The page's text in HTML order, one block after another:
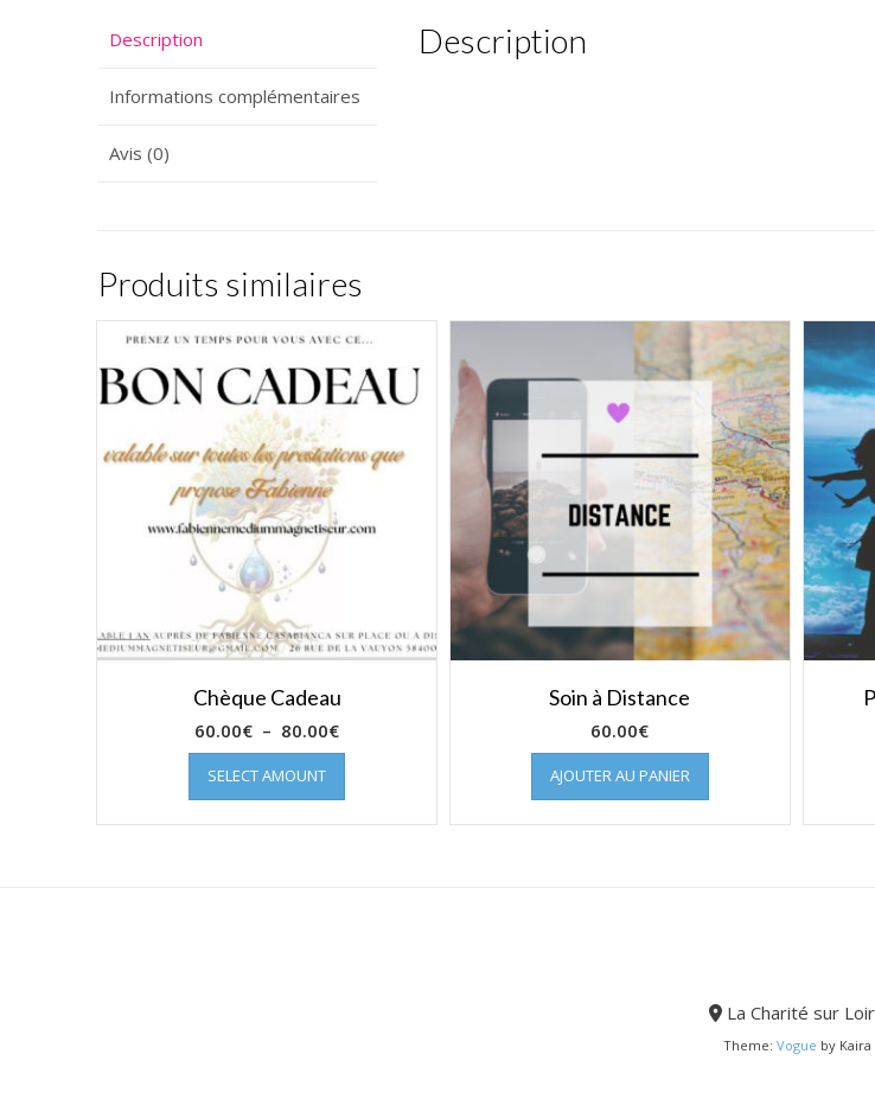
Description
Informations complémentaires
Avis (0)
Description
Produits similaires
Chèque Cadeau
60.00€ – 80.00€Plage
de
60.00€
à
SELECT AMOUNT
Soin à Distance
60.00€
AJOUTER AU PANIER
La Charité sur
Theme: Vogue by Kaira